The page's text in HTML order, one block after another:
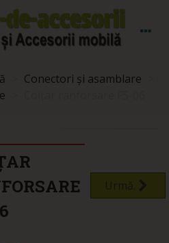
Conectori și asamblare